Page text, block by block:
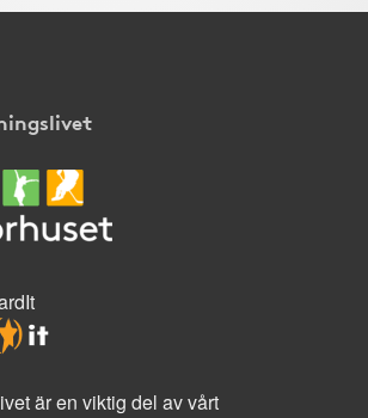
är en viktig del av vårt